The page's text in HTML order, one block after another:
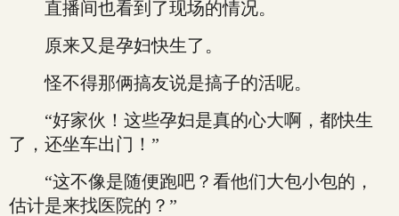
直播间也看到了现场的情况。
原来又是孕妇快生了。
怪不得那俩搞友说是搞子的活呢。
“好家伙！这些孕妇是真的心大啊，都快生
了，还坐车出门！”
“这不像是随便跑吧？看他们大包小包的，
估计是来找医院的？”